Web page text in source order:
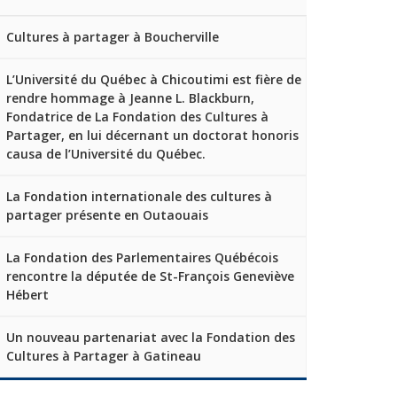
Cultures à partager à Boucherville
L’Université du Québec à Chicoutimi est fière de
rendre hommage à Jeanne L. Blackburn,
Fondatrice de La Fondation des Cultures à
Partager, en lui décernant un doctorat honoris
causa de l’Université du Québec.
La Fondation internationale des cultures à
partager présente en Outaouais
La Fondation des Parlementaires Québécois
rencontre la députée de St-François Geneviève
Hébert
Un nouveau partenariat avec la Fondation des
Cultures à Partager à Gatineau